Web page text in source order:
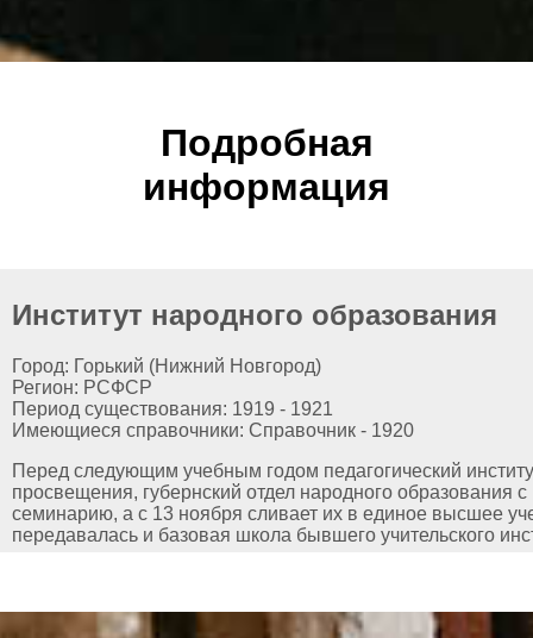
Подробная
информация
Институт народного образования
Город: Горький (Нижний Новгород)
Регион: РСФСР
Период существования: 1919 - 1921
Имеющиеся справочники: Справочник - 1920
Перед следующим учебным годом педагогический
просвещения, губернский отдел народного образования
семинарию, а с 13 ноября сливает их в единое высшее
передавалась и базовая школа бывшего учительского